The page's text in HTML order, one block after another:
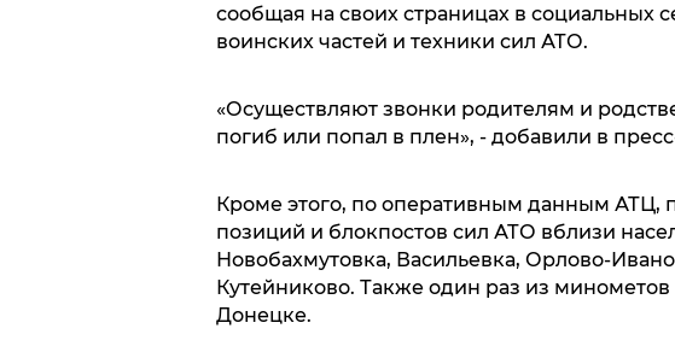
сообщая на своих страницах в социальных
воинских частей и техники сил АТО.
«Осуществляют звонки родителям и
погиб или попал в плен», - добавили в
Кроме этого, по оперативным данным АТЦ,
позиций и блокпостов сил АТО вблизи
Новобахмутовка, Васильевка, Орлово-
Кутейниково. Также один раз из
Донецке.